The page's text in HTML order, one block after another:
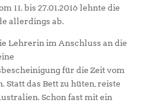
11. bis 27.01.2016 lehnte die
allerdings ab.
Lehrerin im Anschluss an die
für die Zeit vom
Statt das Bett zu hüten, reiste
Schon fast mit ein